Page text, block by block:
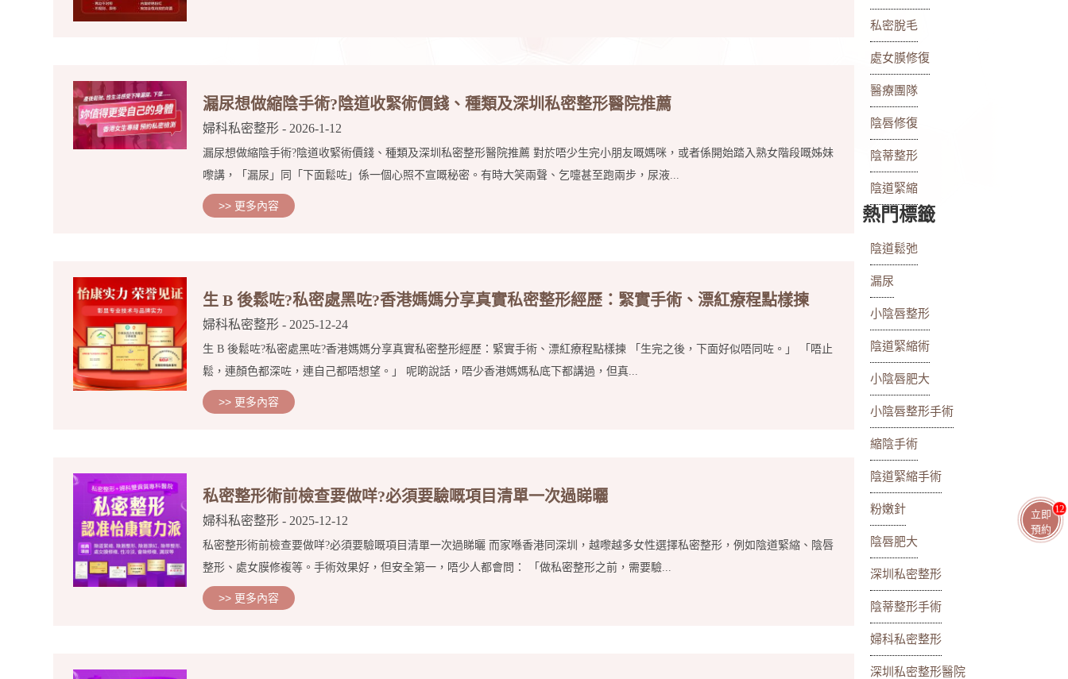
漏尿想做縮陰手術?陰道收緊術價錢、種類及深圳私密整形醫院推薦
婦科私密整形- 2026-1-12
漏尿想做縮陰手術?陰道收緊術價錢、種類及深圳私密整形醫院推薦 對於唔少生完小朋友嘅媽咪，或者係開始踏入熟女階段嘅姊妹
嚟講，「漏尿」同「下面鬆咗」係一個心照不宣嘅秘密。有時大笑兩聲、乞嚏甚至跑兩步，尿液...
>> 更多內容
生 B 後鬆咗?私密處黑咗?香港媽媽分享真實私密整形經歷：緊實手術、漂紅療程點樣揀
婦科私密整形- 2025-12-24
生 B 後鬆咗?私密處黑咗?香港媽媽分享真實私密整形經歷：緊實手術、漂紅療程點樣揀 「生完之後，下面好似唔同咗。」 「唔止
鬆，連顏色都深咗，連自己都唔想望。」 呢啲說話，唔少香港媽媽私底下都講過，但真...
>> 更多內容
私密整形術前檢查要做咩?必須要驗嘅項目清單一次過睇曬
婦科私密整形- 2025-12-12
私密整形術前檢查要做咩?必須要驗嘅項目清單一次過睇曬 而家喺香港同深圳，越嚟越多女性選擇私密整形，例如陰道緊縮、陰唇
整形、處女膜修複等。手術效果好，但安全第一，唔少人都會問： 「做私密整形之前，需要驗...
>> 更多內容
私密脫毛
處女膜修復
醫療團隊
陰唇修復
陰蒂整形
陰道緊縮
熱門標籤
陰道鬆弛
漏尿
小陰唇整形
陰道緊縮術
小陰唇肥大
小陰唇整形手術
縮陰手術
陰道緊縮手術
粉嫩針
陰唇肥大
深圳私密整形
陰蒂整形手術
婦科私密整形
深圳私密整形醫院
立即
預約
11